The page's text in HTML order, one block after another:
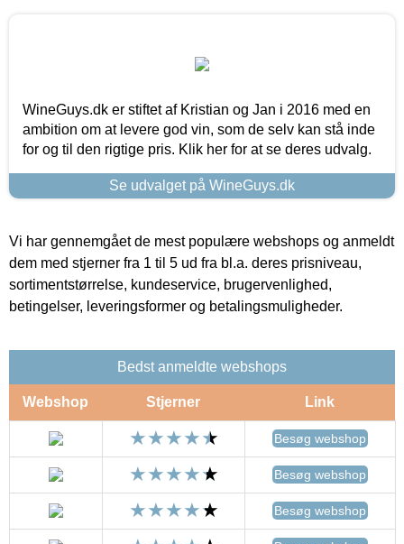
WineGuys.dk er stiftet af Kristian og Jan i 2016 med en
ambition om at levere god vin, som de selv kan stå inde
for og til den rigtige pris. Klik her for at se deres udvalg.
Se udvalget på WineGuys.dk
Vi har gennemgået de mest populære webshops og anmeldt
dem med stjerner fra 1 til 5 ud fra bl.a. deres prisniveau,
sortimentstørrelse, kundeservice, brugervenlighed,
betingelser, leveringsformer og betalingsmuligheder.
Bedst anmeldte webshops
Webshop Stjerner Link
Besøg webshop
Besøg webshop
Besøg webshop